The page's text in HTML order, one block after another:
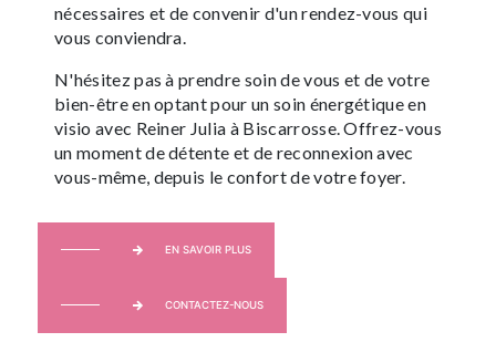
nécessaires et de convenir d'un rendez-vous qui
vous conviendra.
N'hésitez pas à prendre soin de vous et de votre
bien-être en optant pour un soin énergétique en
visio avec Reiner Julia à Biscarrosse. Offrez-vous
un moment de détente et de reconnexion avec
vous-même, depuis le confort de votre foyer.
EN SAVOIR PLUS
CONTACTEZ-NOUS